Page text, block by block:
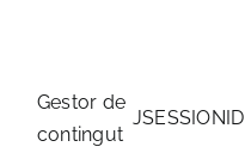
Gestor de
contingut
JSESSIONID